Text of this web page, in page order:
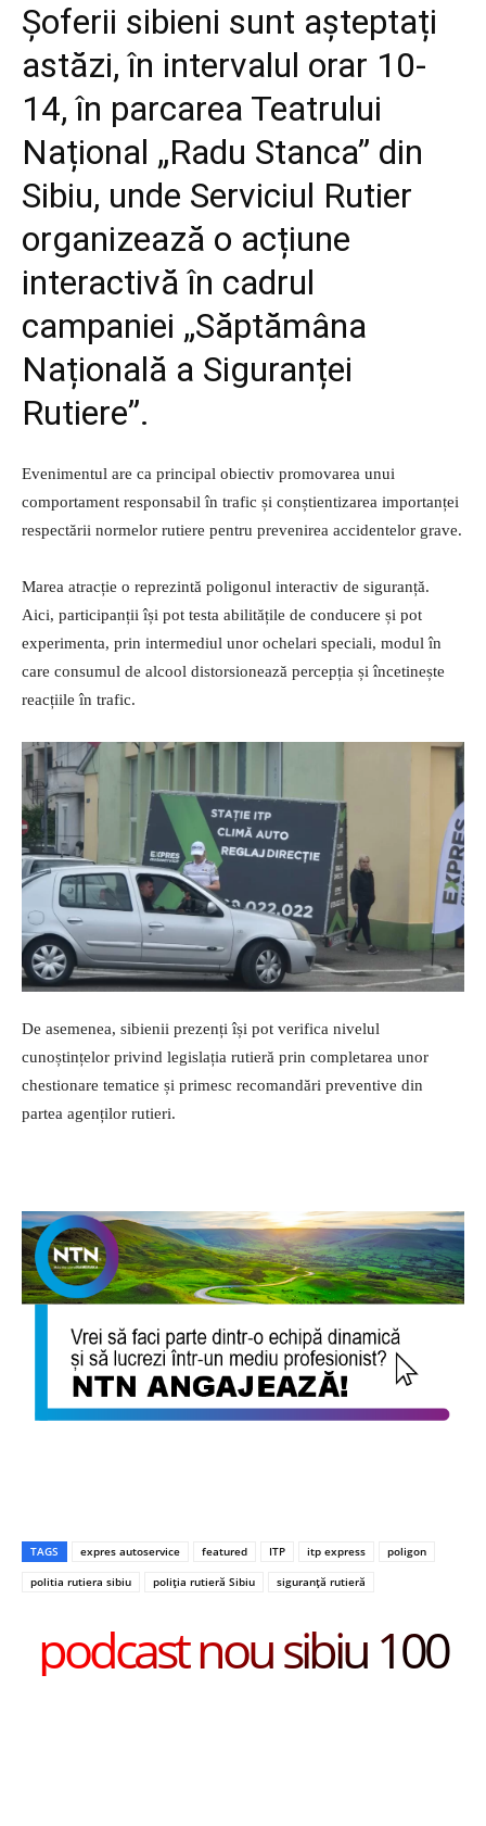
Șoferii sibieni sunt așteptați
astăzi, în intervalul orar 10-
14, în parcarea Teatrului
Național „Radu Stanca” din
Sibiu, unde Serviciul Rutier
organizează o acțiune
interactivă în cadrul
campaniei „Săptămâna
Națională a Siguranței
Rutiere”.
Evenimentul are ca principal obiectiv promovarea unui
comportament responsabil în trafic și conștientizarea importanței
respectării normelor rutiere pentru prevenirea accidentelor grave.
Marea atracție o reprezintă poligonul interactiv de siguranță.
Aici, participanții își pot testa abilitățile de conducere și pot
experimenta, prin intermediul unor ochelari speciali, modul în
care consumul de alcool distorsionează percepția și încetinește
reacțiile în trafic.
De asemenea, sibienii prezenți își pot verifica nivelul
cunoștințelor privind legislația rutieră prin completarea unor
chestionare tematice și primesc recomandări preventive din
partea agenților rutieri.
TAGS expres autoservice featured ITP itp express
poligon
politia rutiera sibiu
poliția rutieră Sibiu siguranță rutieră
podcast nou sibiu 100